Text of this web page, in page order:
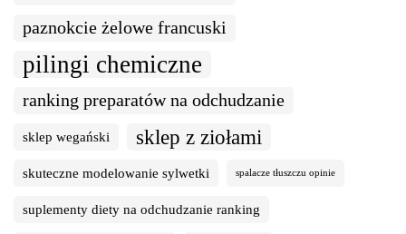
paznokcie żelowe francuski
pilingi chemiczne
ranking preparatów na odchudzanie
sklep wegański sklep z ziołami
skuteczne modelowanie sylwetki spalacze tłuszczu opinie
suplementy diety na odchudzanie ranking